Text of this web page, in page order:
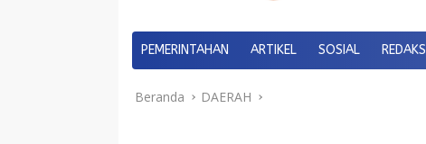
PEMERINTAHAN ARTIKEL SOSIAL REDAKSI
Beranda DAERAH